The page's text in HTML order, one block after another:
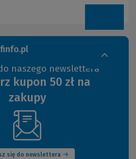
naszego newslettera
kupon 50 zł na
zakupy
się do newslettera
(Nowe
okno)